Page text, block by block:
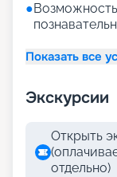
●
Показать все
Экскурсии
Открыть
отдельно)